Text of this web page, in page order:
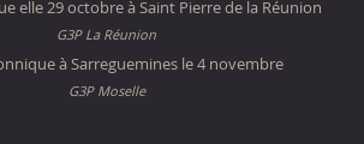
elle 29 octobre à Saint Pierre de la Réunion
G3P La Réunion
à Sarreguemines le 4 novembre
G3P Moselle